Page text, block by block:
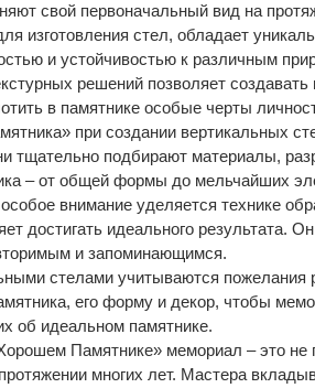
свой первоначальный вид на
изготовления стел, обладает
и устойчивостью к различным
решений позволяет
в памятнике особые черты
при создании вертикальных
тщательно подбирают материалы,
– от общей формы до мельчайших
внимание уделяется технике
достигать идеального
и запоминающимся.
стелами учитываются пожелания
его форму и декор, чтобы
об идеальном памятнике.
Памятнике» мемориал – это не
многих лет. Мастера